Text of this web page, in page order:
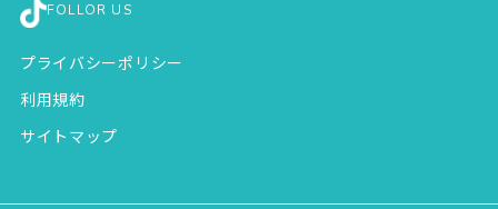
FOLLOR US
プライバシーポリシー
利用規約
サイトマップ